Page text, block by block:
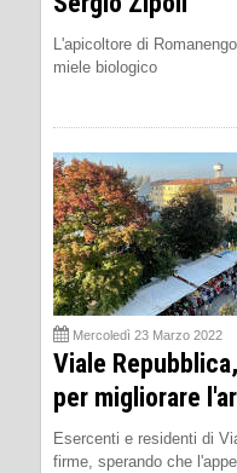
L'apicoltore di
miele biologico
Mercoledì 23 Marzo 2022
Viale
per migliorare
Esercenti e residenti di
firme, sperando che